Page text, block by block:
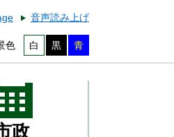
音声読み上げ
色 白 黒 青
政